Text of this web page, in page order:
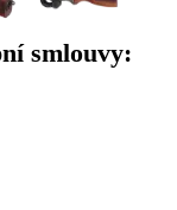
smlouvy: